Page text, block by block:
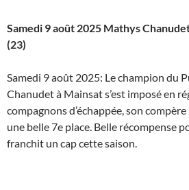
Samedi 9 août 2025 Mathys
(23)
Samedi 9 août 2025: Le champion du
Chanudet à Mainsat s’est imposé en
compagnons d’échappée, son
une belle 7e place. Belle récompense
franchit un cap cette saison.